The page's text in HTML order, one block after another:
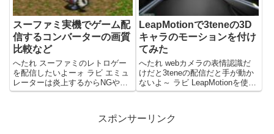
スーファミ実機でゲーム配
信するコンバーターの画質
比較など
へたれ スーファミのレトロゲー
を配信したいよーォ ラビ エミュ
レーターは炎上するからNGやで
スーファミをゲーム実況したいが
者である。Apexやヴァロラント
LeapMotionで3teneの3D
キャラのモーションを付け
てみた
へたれ webカメラの表情認識だ
けだと3teneの配信だと手が動か
ないよ～ ラビ LeapMotionを使う
といいぞ 3teneを使った3D配信
スポンサーリンク